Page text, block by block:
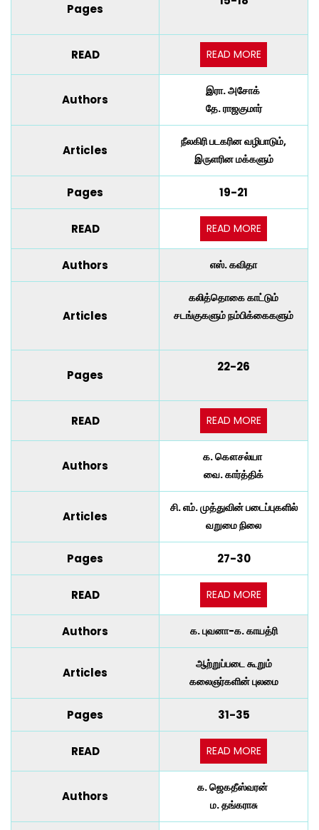
Pages
READ READ MORE
Authors
இரா. அசோக்
தே. ராஜகுமார்
Articles
நீலகிரி படகரின வழிபாடும்,
இருளரின மக்களும்
Pages 19-21
READ READ MORE
Authors எஸ். கவிதா
Articles
கலித்தொகை காட்டும்
சடங்குகளும் நம்பிக்கைகளும்
Pages
22-26
READ READ MORE
Authors
க. கௌசல்யா
வை. கார்த்திக்
Articles
சி. எம். முத்துவின் படைப்புகளில்
வறுமை நிலை
Pages 27-30
READ READ MORE
Authors க. புவனா-க. காயத்ரி
Articles
ஆற்றுப்படை கூறும்
கலைஞர்களின் புலமை
Pages 31-35
READ READ MORE
Authors
க. ஜெகதீஸ்வரன்
ம. தங்கராசு